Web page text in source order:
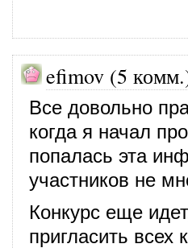
efimov (5
Все довольно
когда я начал
попалась эта
участников не
Конкурс еще
пригласить